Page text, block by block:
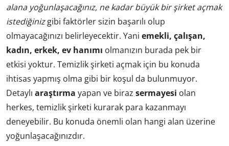
alana yoğunlaşacağınız, ne kadar büyük bir şirket açmak
istediğinizgibi faktörler sizin başarılı olup
olmayacağınızı belirleyecektir. Yani emekli, çalışan,
kadın, erkek, ev hanımı olmanızın burada pek bir
etkisi yoktur. Temizlik şirketi açmak için bu konuda
ihtisas yapmış olma gibi bir koşul da bulunmuyor.
Detaylı araştırma yapan ve biraz sermayesi olan
herkes, temizlik şirketi kurarak para kazanmayı
deneyebilir. Bu konuda önemli olan hangi alan üzerine
yoğunlaşacağınızdır.